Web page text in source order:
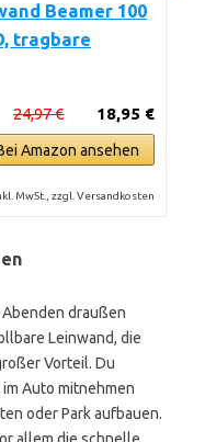
Beamer 100
tragbare
18,95 €
24,97 €
Amazon ansehen
MwSt., zzgl. Versandkosten
draußen
Leinwand, die
Vorteil. Du
Auto mitnehmen
oder Park aufbauen.